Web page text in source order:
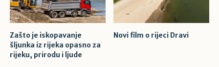
Zašto je iskopavanje
šljunka iz rijeka opasno za
rijeku, prirodu i ljude
Novi film o rijeci Dravi